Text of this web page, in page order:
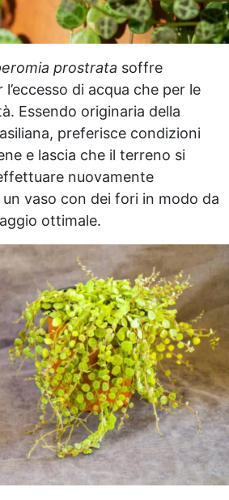
prostrata soffre
di acqua che per le
Essendo originaria della
preferisce condizioni
e lascia che il terreno si
nuovamente
un vaso con dei fori in modo da
ottimale.